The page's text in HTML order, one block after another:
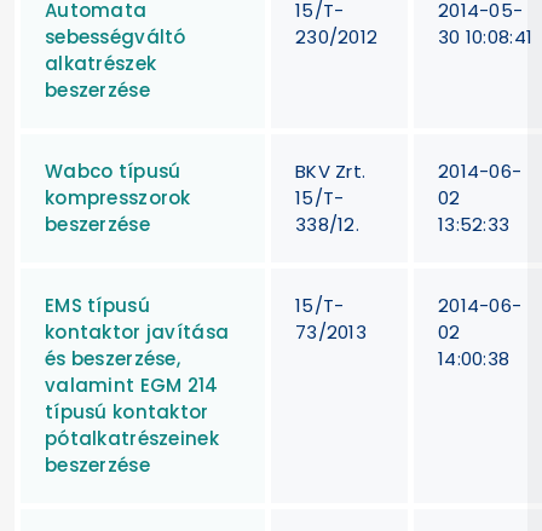
Automata
sebességváltó
alkatrészek
beszerzése
15/T-
230/2012
2014-05-
30 10:08:41
Wabco típusú
kompresszorok
beszerzése
BKV Zrt.
15/T-
338/12.
2014-06-
02
13:52:33
EMS típusú
kontaktor javítása
és beszerzése,
valamint EGM 214
típusú kontaktor
pótalkatrészeinek
beszerzése
15/T-
73/2013
2014-06-
02
14:00:38